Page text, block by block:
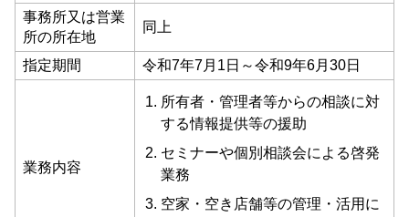
事務所又は営業
所の所在地
同上
指定期間 令和7年7月1日～令和9年6月30日
業務内容
所有者・管理者等からの相談に対
する情報提供等の援助
セミナーや個別相談会による啓発
業務
空家・空き店舗等の管理・活用に